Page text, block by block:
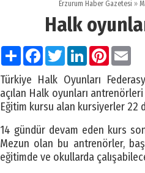
Erzurum Haber Gazetesi »
Halk
PaylaşFacebook
TwitterLinkedInPinterest
Türkiye Halk Oyunları
açılan Halk oyunları
Eğitim kursu alan kursiyerler
14 gündür devam eden kurs
Mezun olan bu antrenörler,
eğitimde ve okullarda